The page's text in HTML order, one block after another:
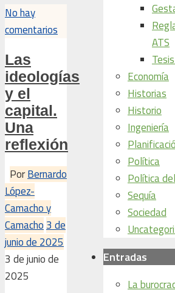
No hay
comentarios
Las
ideologías
y el
capital.
Una
reflexión
PorBernardo
López-
Camacho y
Camacho 3 de
junio de 2025
3 de junio de
2025
ATS
Economía
Historias
Historio
Ingeniería
Política
Política
Sequía
Sociedad
Entradas
La